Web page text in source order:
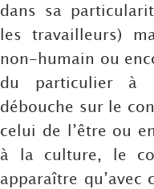
dans sa
les travailleurs)
non-humain ou
du particulier à
débouche sur le
celui de l’être ou
à la culture, le
apparaître